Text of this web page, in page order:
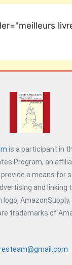
is a participant in
Program, an
a means for
and linking
trademarks of